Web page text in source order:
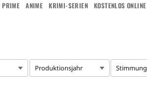
PRIME ANIME KRIMI-SERIEN KOSTENLOS ONLINE
Produktionsjahr Stimmung